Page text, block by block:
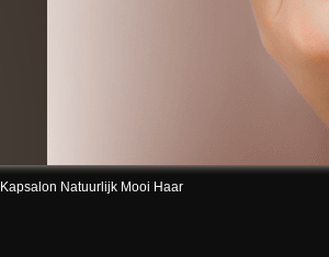
Kapsalon Natuurlijk Mooi Haar